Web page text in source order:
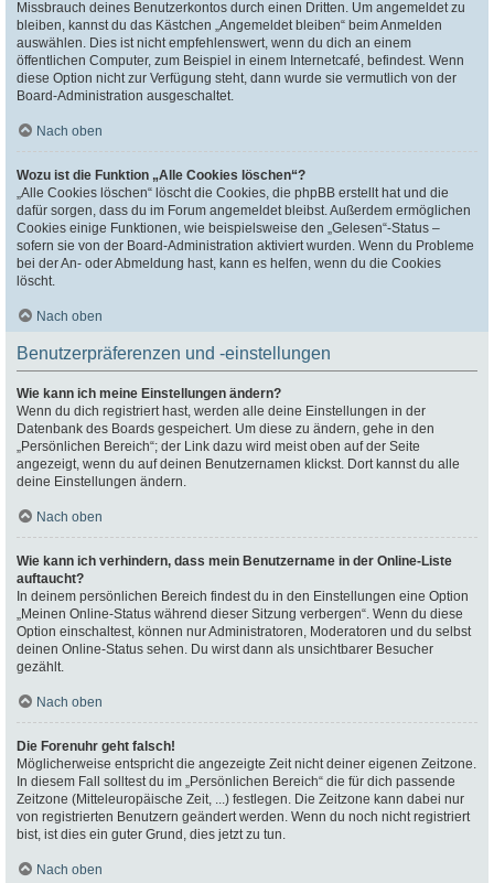
Missbrauch deines Benutzerkontos durch einen Dritten. Um angemeldet zu
bleiben, kannst du das Kästchen „Angemeldet bleiben“ beim Anmelden
auswählen. Dies ist nicht empfehlenswert, wenn du dich an einem
öffentlichen Computer, zum Beispiel in einem Internetcafé, befindest. Wenn
diese Option nicht zur Verfügung steht, dann wurde sie vermutlich von der
Board-Administration ausgeschaltet.
Nach oben
Wozu ist die Funktion „Alle Cookies löschen“?
„Alle Cookies löschen“ löscht die Cookies, die phpBB erstellt hat und die
dafür sorgen, dass du im Forum angemeldet bleibst. Außerdem ermöglichen
Cookies einige Funktionen, wie beispielsweise den „Gelesen“-Status –
sofern sie von der Board-Administration aktiviert wurden. Wenn du Probleme
bei der An- oder Abmeldung hast, kann es helfen, wenn du die Cookies
löscht.
Nach oben
Benutzerpräferenzen und -einstellungen
Wie kann ich meine Einstellungen ändern?
Wenn du dich registriert hast, werden alle deine Einstellungen in der
Datenbank des Boards gespeichert. Um diese zu ändern, gehe in den
„Persönlichen Bereich“; der Link dazu wird meist oben auf der Seite
angezeigt, wenn du auf deinen Benutzernamen klickst. Dort kannst du alle
deine Einstellungen ändern.
Nach oben
Wie kann ich verhindern, dass mein Benutzername in der Online-Liste
auftaucht?
In deinem persönlichen Bereich findest du in den Einstellungen eine Option
„Meinen Online-Status während dieser Sitzung verbergen“. Wenn du diese
Option einschaltest, können nur Administratoren, Moderatoren und du selbst
deinen Online-Status sehen. Du wirst dann als unsichtbarer Besucher
gezählt.
Nach oben
Die Forenuhr geht falsch!
Möglicherweise entspricht die angezeigte Zeit nicht deiner eigenen Zeitzone.
In diesem Fall solltest du im „Persönlichen Bereich“ die für dich passende
Zeitzone (Mitteleuropäische Zeit, ...) festlegen. Die Zeitzone kann dabei nur
von registrierten Benutzern geändert werden. Wenn du noch nicht registriert
bist, ist dies ein guter Grund, dies jetzt zu tun.
Nach oben